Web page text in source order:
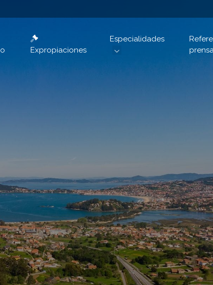
Expropiaciones
Especialidades